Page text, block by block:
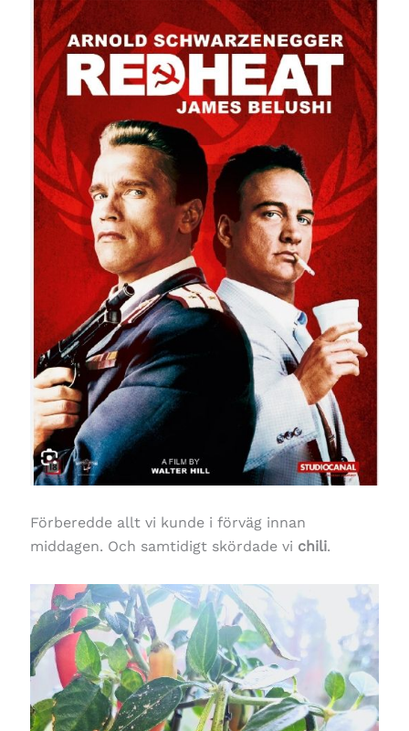
Förberedde allt vi kunde i förväg innan
middagen. Och samtidigt skördade vi chili.